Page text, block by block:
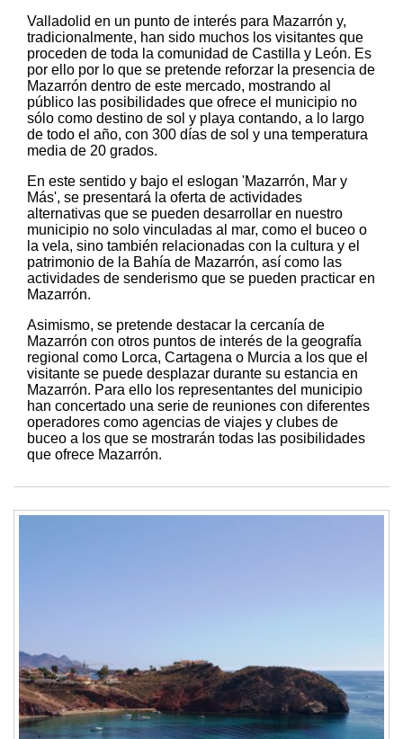
Valladolid en un punto de interés para Mazarrón y,
tradicionalmente, han sido muchos los visitantes que
proceden de toda la comunidad de Castilla y León. Es
por ello por lo que se pretende reforzar la presencia de
Mazarrón dentro de este mercado, mostrando al
público las posibilidades que ofrece el municipio no
sólo como destino de sol y playa contando, a lo largo
de todo el año, con 300 días de sol y una temperatura
media de 20 grados.
En este sentido y bajo el eslogan 'Mazarrón, Mar y
Más', se presentará la oferta de actividades
alternativas que se pueden desarrollar en nuestro
municipio no solo vinculadas al mar, como el buceo o
la vela, sino también relacionadas con la cultura y el
patrimonio de la Bahía de Mazarrón, así como las
actividades de senderismo que se pueden practicar en
Mazarrón.
Asimismo, se pretende destacar la cercanía de
Mazarrón con otros puntos de interés de la geografía
regional como Lorca, Cartagena o Murcia a los que el
visitante se puede desplazar durante su estancia en
Mazarrón. Para ello los representantes del municipio
han concertado una serie de reuniones con diferentes
operadores como agencias de viajes y clubes de
buceo a los que se mostrarán todas las posibilidades
que ofrece Mazarrón.